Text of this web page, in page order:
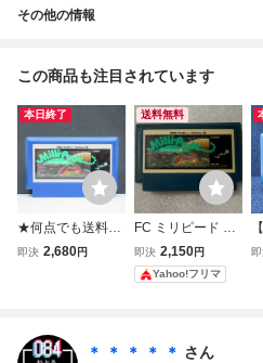
その他の情報
この商品も注目されています
本日終了
★何点でも送料１
８５円★ ミリピー
即決 2,680円
送料無料
FC ミリピード 巨
大昆虫の逆襲 ファ
ミコン ソフトのみ
Milli-Pede ATARI
即決 2,150円
Yahoo!フリマ
0
＊ ＊ ＊ ＊ ＊ さん